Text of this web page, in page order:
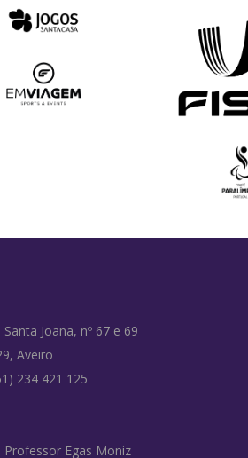
Joana, nº 67 e 69
Aveiro
234 421 125
Professor Egas Moniz